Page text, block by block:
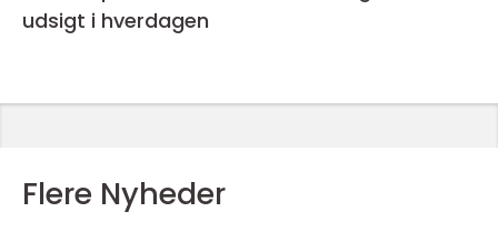
udsigt i hverdagen
Flere Nyheder